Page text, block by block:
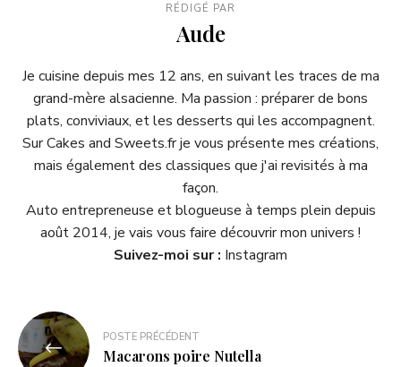
RÉDIGÉ PAR
Aude
Je cuisine depuis mes 12 ans, en suivant les traces de ma
grand-mère alsacienne. Ma passion : préparer de bons
plats, conviviaux, et les desserts qui les accompagnent.
Sur Cakes and Sweets.fr je vous présente mes créations,
mais également des classiques que j'ai revisités à ma
façon.
Auto entrepreneuse et blogueuse à temps plein depuis
août 2014, je vais vous faire découvrir mon univers !
Suivez-moi sur : Instagram
POSTE PRÉCÉDENT
Macarons poire Nutella